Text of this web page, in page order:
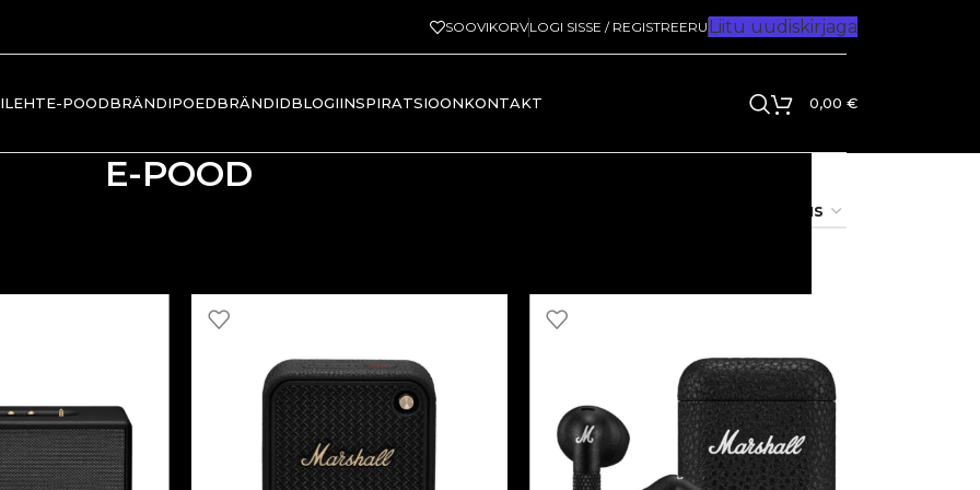
SOOVIKORVLOGI SISSE / REGISTREERU Liitu uudiskirjaga
E-POODBRÄNDIPOEDBRÄNDIDBLOGIINSPIRATSIOONKONTAKT 0,00 €
E-POOD